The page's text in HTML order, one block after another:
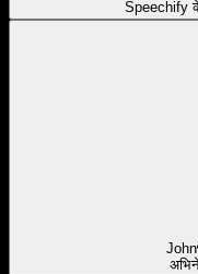
Speechify
John